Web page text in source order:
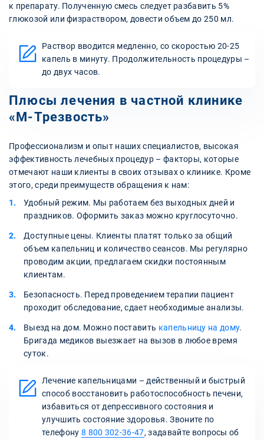
к препарату. Полученную смесь следует разбавить 5%
глюкозой или физраствором, довести объем до 250 мл.
Раствор вводится медленно, со скоростью 20-25
капель в минуту. Продолжительность процедуры –
до двух часов.
Плюсы лечения в частной клинике
«М-Трезвость»
Профессионализм и опыт наших специалистов, высокая
эффективность лечебных процедур – факторы, которые
отмечают наши клиенты в своих отзывах о клинике. Кроме
этого, среди преимуществ обращения к нам:
Удобный режим. Мы работаем без выходных дней и
праздников. Оформить заказ можно круглосуточно.
Доступные цены. Клиенты платят только за общий
объем капельниц и количество сеансов. Мы регулярно
проводим акции, предлагаем скидки постоянным
клиентам.
Безопасность. Перед проведением терапии пациент
проходит обследование, сдает необходимые анализы.
Выезд на дом. Можно поставить капельницу на дому.
Бригада медиков выезжает на вызов в любое время
суток.
Лечение капельницами – действенный и быстрый
способ восстановить работоспособность печени,
избавиться от депрессивного состояния и
улучшить состояние здоровья. Звоните по
телефону 8 800 302-36-47, задавайте вопросы об